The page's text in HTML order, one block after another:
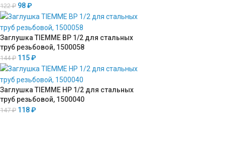
122₽ 98₽
Заглушка TIEMME ВР 1/2 для стальных
труб резьбовой, 1500058
144₽ 115₽
Заглушка TIEMME НР 1/2 для стальных
труб резьбовой, 1500040
147₽ 118₽